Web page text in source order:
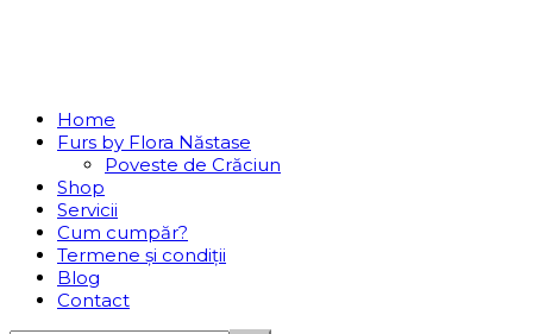
Home
Furs by Flora Năstase
Poveste de Crăciun
Shop
Servicii
Cum cumpăr?
Termene și condiții
Blog
Contact